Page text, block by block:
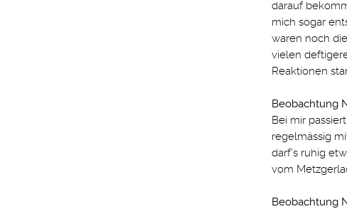
darauf
mich sogar
waren noch
vielen
Reaktionen
Beobachtung
Bei mir
regelmässig
darf’s ruhig
vom
Beobachtung